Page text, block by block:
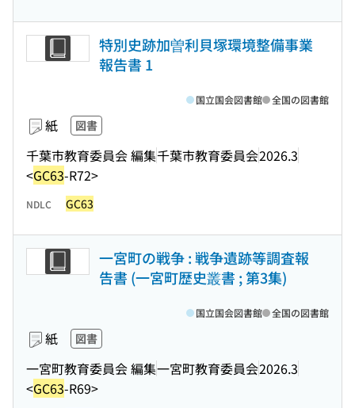
特別史跡加曽利貝塚環境整備事業
報告書 1
紙 図書
千葉市教育委員会 編集千葉市教育委員会2026.3
<GC63-R72>
国立国会図書館 全国の図書館
NDLC GC63
一宮町の戦争 : 戦争遺跡等調査報
告書 (一宮町歴史叢書 ; 第3集)
紙 図書
一宮町教育委員会 編集一宮町教育委員会2026.3
<GC63-R69>
国立国会図書館 全国の図書館